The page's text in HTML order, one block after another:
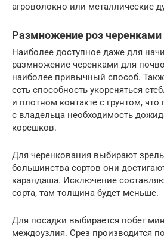
агроволокно или металлические
Размножение роз черенками
Наиболее доступное даже для
размножение черенками для
наиболее привычный способ.
есть способность укореняться
и плотном контакте с грунтом, что
с владельца необходимость
корешков.
Для черенкования выбирают
большинства сортов они
карандаша. Исключение
сорта, там толщина будет меньше.
Для посадки выбирается побег
междоузлия. Срез производится